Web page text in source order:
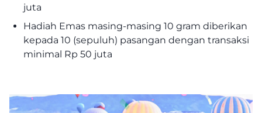
juta
Hadiah Emas masing-masing 10 gram diberikan
kepada 10 (sepuluh) pasangan dengan transaksi
minimal Rp 50 juta